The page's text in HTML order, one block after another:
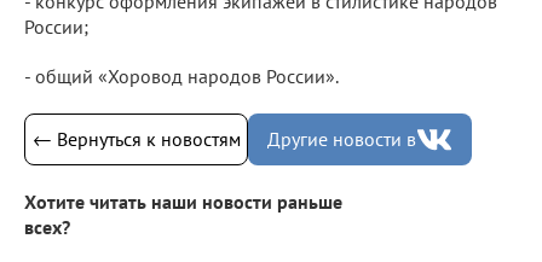
России;
- общий «Хоровод народов России».
← Вернуться к новостям Другие новости в
Хотите читать наши новости раньше
всех?